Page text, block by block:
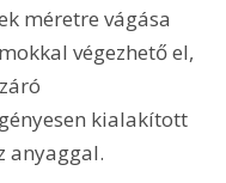
méretre vágása
végezhető el,
kialakított
anyaggal.